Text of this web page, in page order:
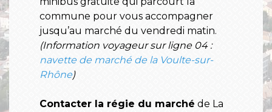
commune pour vous accompagner
jusqu’au marché du vendredi matin.
(Information voyageur sur ligne 04 :
navette de marché de la Voulte-sur-
Rhône)
Contacter la régie du marché de La